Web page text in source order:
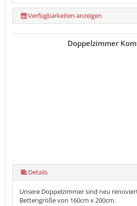
Verfügbarkeiten anzeigen
Doppelzimmer
Details
Unsere Doppelzimmer sind neu
Bettengröße von 160cm x 200cm.